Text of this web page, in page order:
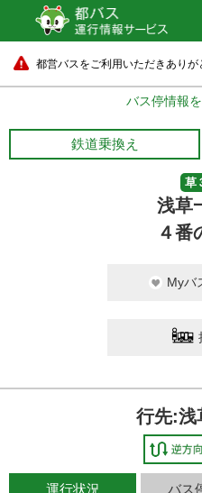
都営バスをご利用いただきありが
バス停情報
鉄道乗換え
草
浅草
４番
Myバ
行先:浅
運行状況 バス